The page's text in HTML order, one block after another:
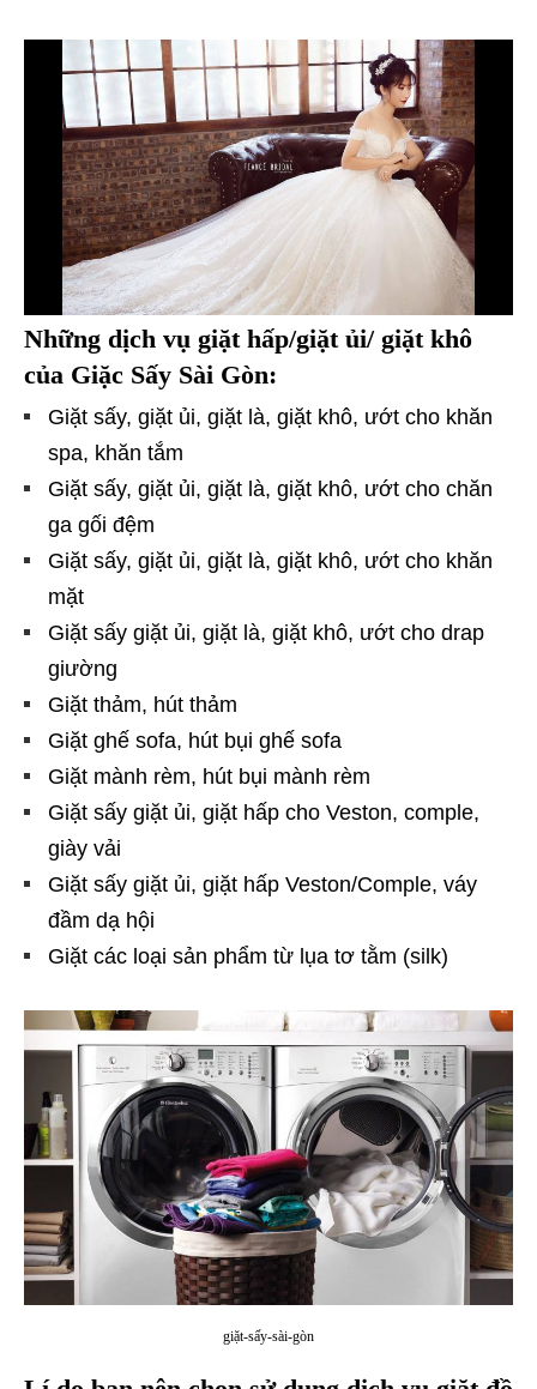
Những dịch vụ giặt hấp/giặt ủi/ giặt khô
của Giặc Sấy Sài Gòn:
Giặt sấy, giặt ủi, giặt là, giặt khô, ướt cho khăn
spa, khăn tắm
Giặt sấy, giặt ủi, giặt là, giặt khô, ướt cho chăn
ga gối đệm
Giặt sấy, giặt ủi, giặt là, giặt khô, ướt cho khăn
mặt
Giặt sấy giặt ủi, giặt là, giặt khô, ướt cho drap
giường
Giặt thảm, hút thảm
Giặt ghế sofa, hút bụi ghế sofa
Giặt mành rèm, hút bụi mành rèm
Giặt sấy giặt ủi, giặt hấp cho Veston, comple,
giày vải
Giặt sấy giặt ủi, giặt hấp Veston/Comple, váy
đầm dạ hội
Giặt các loại sản phẩm từ lụa tơ tằm (silk)
giặt-sấy-sài-gòn